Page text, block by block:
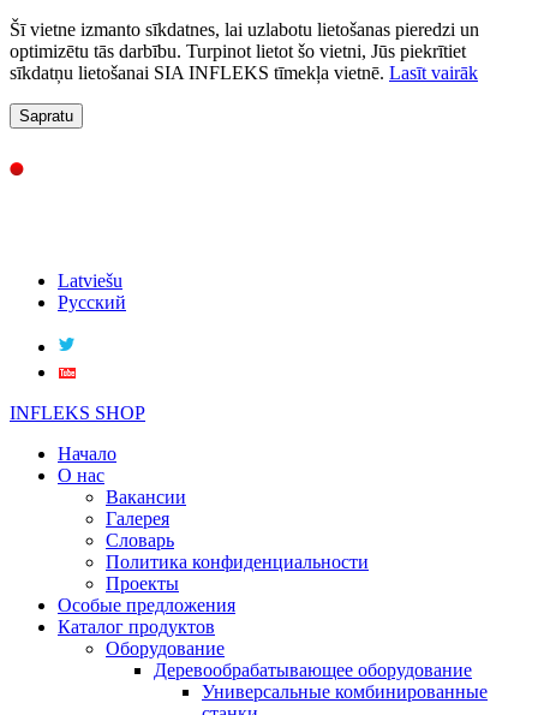
Šī vietne izmanto sīkdatnes, lai uzlabotu lietošanas pieredzi un
optimizētu tās darbību. Turpinot lietot šo vietni, Jūs piekrītiet
sīkdatņu lietošanai SIA INFLEKS tīmekļa vietnē. Lasīt vairāk
Sapratu
Latviešu
Русский
INFLEKS SHOP
Начало
О нас
Вакансии
Галерея
Словарь
Политика конфиденциальности
Проекты
Особые предложения
Каталог продуктов
Оборудование
Деревообрабатывающее оборудование
Универсальные комбинированные